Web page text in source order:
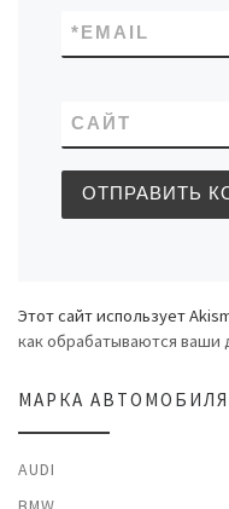
EMAIL
*
САЙТ
Этот сайт использует
как обрабатываются
МАРКА АВТОМОБИЛЯ
AUDI